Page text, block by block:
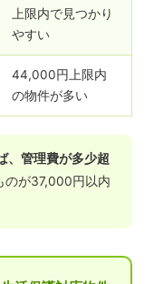
上限内で見つかり
やすい
44,000円上限内
の物件が多い
、管理費が多少超
のが37,000円以内